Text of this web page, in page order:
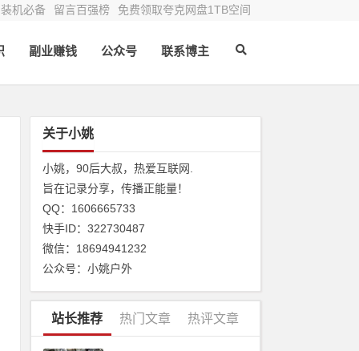
装机必备 留言百强榜 免费领取夸克网盘1TB空间
副业赚钱 公众号 联系博主
关于小姚
小姚，90后大叔，热爱互联网.
旨在记录分享，传播正能量！
QQ：1606665733
快手ID：322730487
微信：18694941232
公众号：小姚户外
站长推荐 热门文章 热评文章